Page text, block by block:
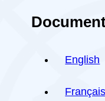
English
Français